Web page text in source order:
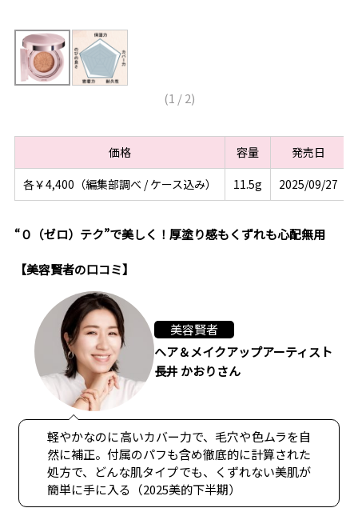
(1 /2)
価格 容量
発売日
各￥4,400（編集部調べ / ケース込み）
11.5g 2025/09/27
“０（ゼロ）テク”で美しく！厚塗り感もくずれも心配無用
【美容賢者の口コミ】
美容賢者
ヘア＆メイクアップアーティスト
長井 かおりさん
軽やかなのに高いカバー力で、毛穴や色ムラを自
然に補正。付属のパフも含め徹底的に計算された
処方で、どんな肌タイプでも、くずれない美肌が
簡単に手に入る（2025美的下半期）